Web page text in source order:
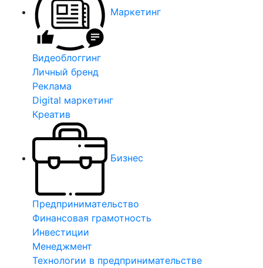
Маркетинг
Видеоблоггинг
Личный бренд
Реклама
Digital маркетинг
Креатив
Бизнес
Предпринимательство
Финансовая грамотность
Инвестиции
Менеджмент
Технологии в предпринимательстве